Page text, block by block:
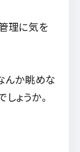
理に気を
んか眺めな
ょうか。